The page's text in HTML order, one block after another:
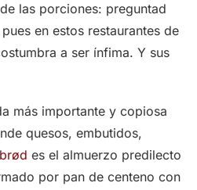
las porciones: preguntad
en estos restaurantes de
a ser ínfima. Y sus
más importante y copiosa
quesos, embutidos,
es el almuerzo predilecto
por pan de centeno con